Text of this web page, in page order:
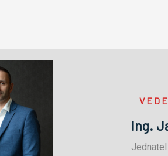
Ing.
Jednatel